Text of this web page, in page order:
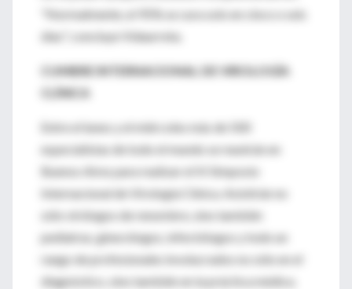
"Normalmente, el 95% se cura solo en cinco o seis
días", concluye Vidaurreta.
CUMBRE INTERNACIONAL DE VIROLOGÍA
CLÍNICA
Entre el lunes y el miércoles más de 500
especialistas de todo el mundo se reunirán en
Buenos Aires para realizar el III Simposio
Internacional de Virología Clínica. Asistirán no
sólo virólogos de renombre, sino también
pediatras, ginecólogos, infectólogos y todo un
rango de profesionales involucrados no sólo en el
diagnóstico, sino también en la práctica médica.